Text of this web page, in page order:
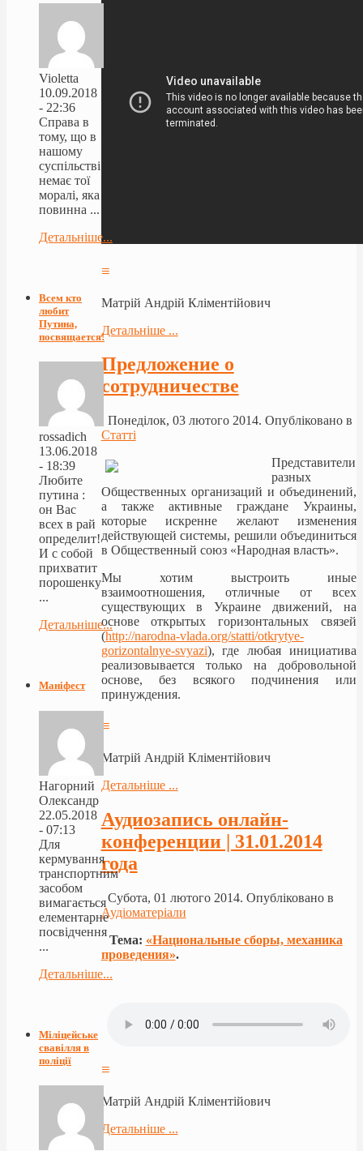
≡
Матрій Андрій Кліментійович
Детальніше ...
Предложение о
сотрудничестве
Понеділок, 03 лютого 2014. Опубліковано в
Статті
Представители
разных
Общественных организаций и объединений,
а также активные граждане Украины,
которые искренне желают изменения
действующей системы, решили объединиться
в Общественный союз «Народная власть».
Мы хотим выстроить иные
взаимоотношения, отличные от всех
существующих в Украине движений, на
основе открытых горизонтальных связей
(http://narodna-vlada.org/statti/otkrytye-
gorizontalnye-svyazi), где любая инициатива
реализовывается только на добровольной
основе, без всякого подчинения или
принуждения.
≡
Матрій Андрій Кліментійович
Детальніше ...
Аудиозапись онлайн-
конференции | 31.01.2014
года
Субота, 01 лютого 2014. Опубліковано в
Аудіоматеріали
Тема: «Национальные сборы, механика
проведения».
≡
Матрій Андрій Кліментійович
Детальніше ...
Violetta
10.09.2018
- 22:36
Справа в
тому, що в
нашому
суспільстві
немає тої
моралі, яка
повинна ...
Детальніше...
Всем кто
любит
Путина,
посвящается!
rossadich
13.06.2018
- 18:39
Любите
путина :
он Вас
всех в рай
определит!
И с собой
прихватит
порошенку
...
Детальніше...
Маніфест
Нагорний
Олександр
22.05.2018
- 07:13
Для
кермування
транспортним
засобом
вимагається
елементарне
посвідчення
...
Детальніше...
Міліцейське
свавілля в
поліції